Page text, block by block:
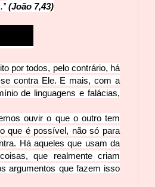
(João 7,43)
por todos, pelo contrário, há
contra Ele. E mais, com a
de linguagens e falácias,
ouvir o que o outro tem
que é possível, não só para
Há aqueles que usam da
que realmente criam
argumentos que fazem isso